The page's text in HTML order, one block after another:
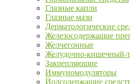
Глазные капли
Глазные мази
Дерматологические
Железосодержащие
Желчегонные
Желудочно-кишечный-
Закрепляющие
Иммуномодуляторы
Йодсодержащие